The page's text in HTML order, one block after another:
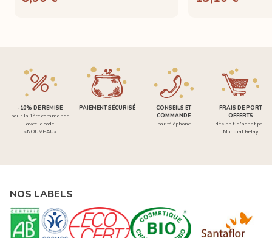
-10% DE REMISE
pour la 1ère commande
avec le code
«NOUVEAU»
PAIEMENT SÉCURISÉ
CONSEILS ET
COMMANDE
par téléphone
FRAIS DE PORT
OFFERTS
dès 55 € d'achat par
Mondial Relay
NOS LABELS